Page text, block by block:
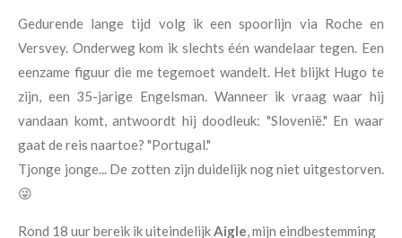
Gedurende lange tijd volg ik een spoorlijn via Roche en
Versvey. Onderweg kom ik slechts één wandelaar tegen. Een
eenzame figuur die me tegemoet wandelt. Het blijkt Hugo te
zijn, een 35-jarige Engelsman. Wanneer ik vraag waar hij
vandaan komt, antwoordt hij doodleuk: "Slovenië." En waar
gaat de reis naartoe? "Portugal."
Tjonge jonge... De zotten zijn duidelijk nog niet uitgestorven.
😜
Rond 18 uur bereik ik uiteindelijkAigle, mijn eindbestemming